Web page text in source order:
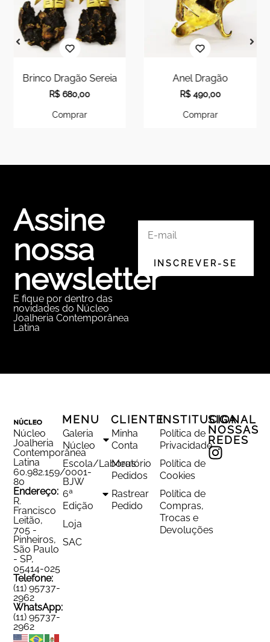
Brinco Dragão Sereia
R$680,00
Comprar
Anel Dragão
R$490,00
Comprar
Assine
nossa
newsletter
E fique por dentro das
novidades do Núcleo
Joalheria Contemporânea
Latina
Núcleo
Joalheria
Contemporânea
Latina
60.982.159/0001-
80
Endereço:
R.
Francisco
Leitão,
705 -
Pinheiros,
São Paulo
- SP,
05414-025
Telefone:
(11) 95737-
2962
WhatsApp:
(11) 95737-
2962
MENU
Galeria
Núcleo
Escola/Laboratório
BJW
6ª
Edição
Loja
SAC
CLIENTE
Minha
Conta
Meus
Pedidos
Rastrear
Pedido
INSTITUCIONAL
Política de
Privacidade
Política de
Cookies
Política de
Compras,
Trocas e
Devoluções
SIGA
NOSSAS
REDES